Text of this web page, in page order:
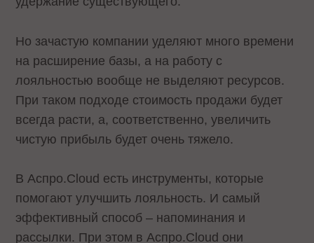
Но зачастую компании уделяют много времени
на расширение базы, а на работу с
лояльностью вообще не выделяют ресурсов.
При таком подходе стоимость продажи будет
всегда расти, а, соответственно, увеличить
чистую прибыль будет очень тяжело.
В Аспро.Cloud есть инструменты, которые
помогают улучшить лояльность. И самый
эффективный способ – напоминания и
рассылки. При этом в Аспро.Cloud они